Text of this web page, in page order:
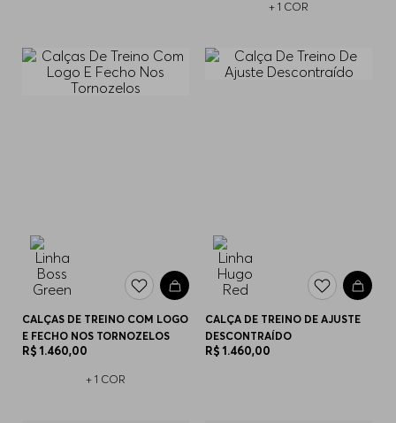
+ 1 COR
CALÇAS DE TREINO COM LOGO
E FECHO NOS TORNOZELOS
R$ 1.460,00
+ 1 COR
CALÇA DE TREINO DE AJUSTE
DESCONTRAÍDO
R$ 1.460,00